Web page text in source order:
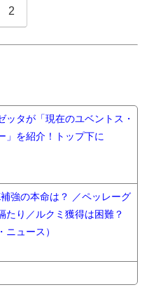
2
ッタが「現在のユベントス・
」を紹介！トップ下に
補強の本命は？ ／ペッレーグ
たり／ルクミ獲得は困難？
ニュース）